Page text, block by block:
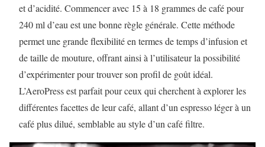
et d’acidité. Commencer avec 15 à 18 grammes de café pour
240 ml d’eau est une bonne règle générale. Cette méthode
permet une grande flexibilité en termes de temps d’infusion et
de taille de mouture, offrant ainsi à l’utilisateur la possibilité
d’expérimenter pour trouver son profil de goût idéal.
L’AeroPress est parfait pour ceux qui cherchent à explorer les
différentes facettes de leur café, allant d’un espresso léger à un
café plus dilué, semblable au style d’un café filtre.